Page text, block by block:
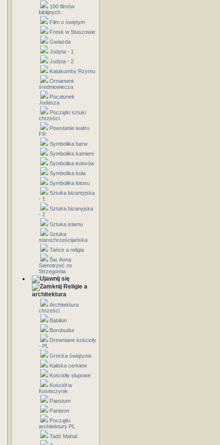
100 filmów
biblijnych
Film o świętym
Fresk w Staszowie
Gwiazda
Judyta - 1
Judyta - 2
Katakumby Rzymu
Ornament
średniowiecza
Pocałunek
Judasza
Początki sztuki
chrześci.
Powstanie teatru
FR
Symbolika barw
Symbolika kamieni
Symbolika kolorów
Symbolika koła
Symbolika lotosu
Sztuka bizantyjska
- 1
Sztuka bizanyjska
- 2
Sztuka islamu
Sztuka
starochrześcijańska
Tańce a religia
Św. Anna
Samotrzeć ze
Strzegomia
Religie a
architektura
Architektura
chrześci.
Babilon
Borobudur
Drewniane kościoły
- PL
Grecka świątynia
Kaliska cerkiew
Kościoły słupowe
Kościół w
Kosieczynie
Paestum
Panteon
Początki
architektury PL
Tadż Mahal